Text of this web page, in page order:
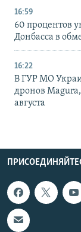
16:59
60 процентов
Донбасса в
16:22
В ГУР МО
дронов Magura,
августа